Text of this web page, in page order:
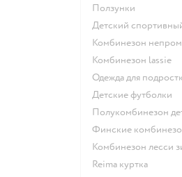
Ползунки
Детский
Комбинезон
Комбинезон lassie
Одежда для
Детские футболки
Полукомбинезон
Финские
Комбинезон лесси
Reima куртка